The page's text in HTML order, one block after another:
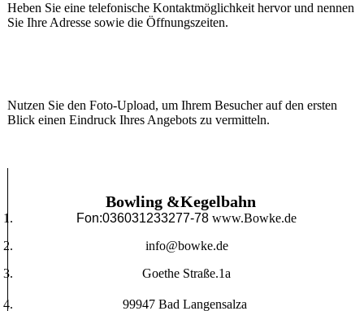
Heben Sie eine telefonische Kontaktmöglichkeit hervor und nennen
Sie Ihre Adresse sowie die Öffnungszeiten.
Nutzen Sie den Foto-Upload, um Ihrem Besucher auf den ersten
Blick einen Eindruck Ihres Angebots zu vermitteln.
Bowling &Kegelbahn
Fon:036031233277-78www.Bowke.de
info@bowke.de
Goethe Straße.1a
99947 Bad Langensalza